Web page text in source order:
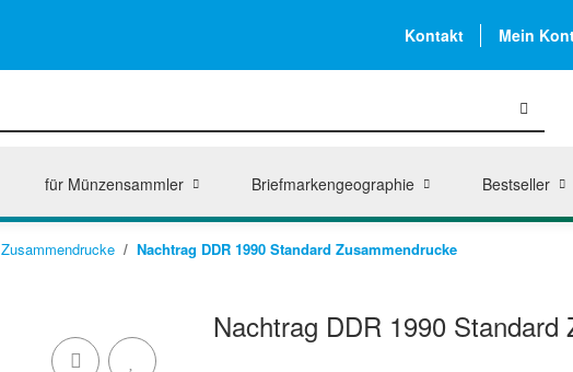
Kontakt Mein
für Münzensammler Briefmarkengeographie Bestseller
Zusammendrucke Nachtrag DDR 1990 Standard Zusammendrucke
Nachtrag DDR 1990 Standard